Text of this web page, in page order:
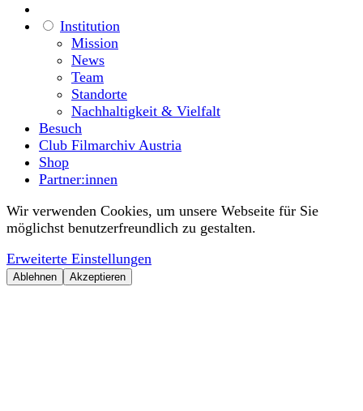
Institution
Mission
News
Team
Standorte
Nachhaltigkeit & Vielfalt
Besuch
Club Filmarchiv Austria
Shop
Partner:innen
Wir verwenden Cookies, um unsere Webseite für Sie
möglichst benutzerfreundlich zu gestalten.
Erweiterte Einstellungen
Ablehnen Akzeptieren